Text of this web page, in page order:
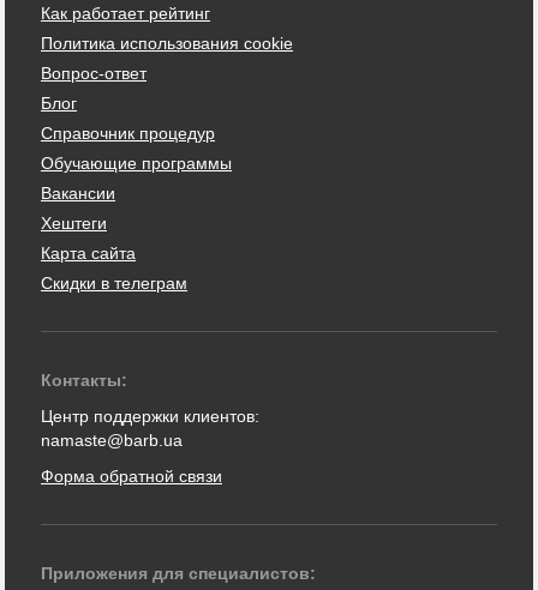
Как работает рейтинг
Политика использования cookie
Вопрос-ответ
Блог
Справочник процедур
Обучающие программы
Вакансии
Хештеги
Карта сайта
Скидки в телеграм
Контакты:
Центр поддержки клиентов:
namaste@barb.ua
Форма обратной связи
Приложения для специалистов: